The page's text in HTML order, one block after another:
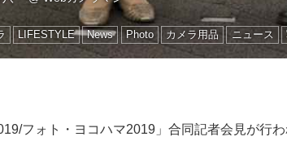
LIFESTYLE News Photo カメラ用品 ニュース
フォト・ヨコハマ2019」合同記者会見が行